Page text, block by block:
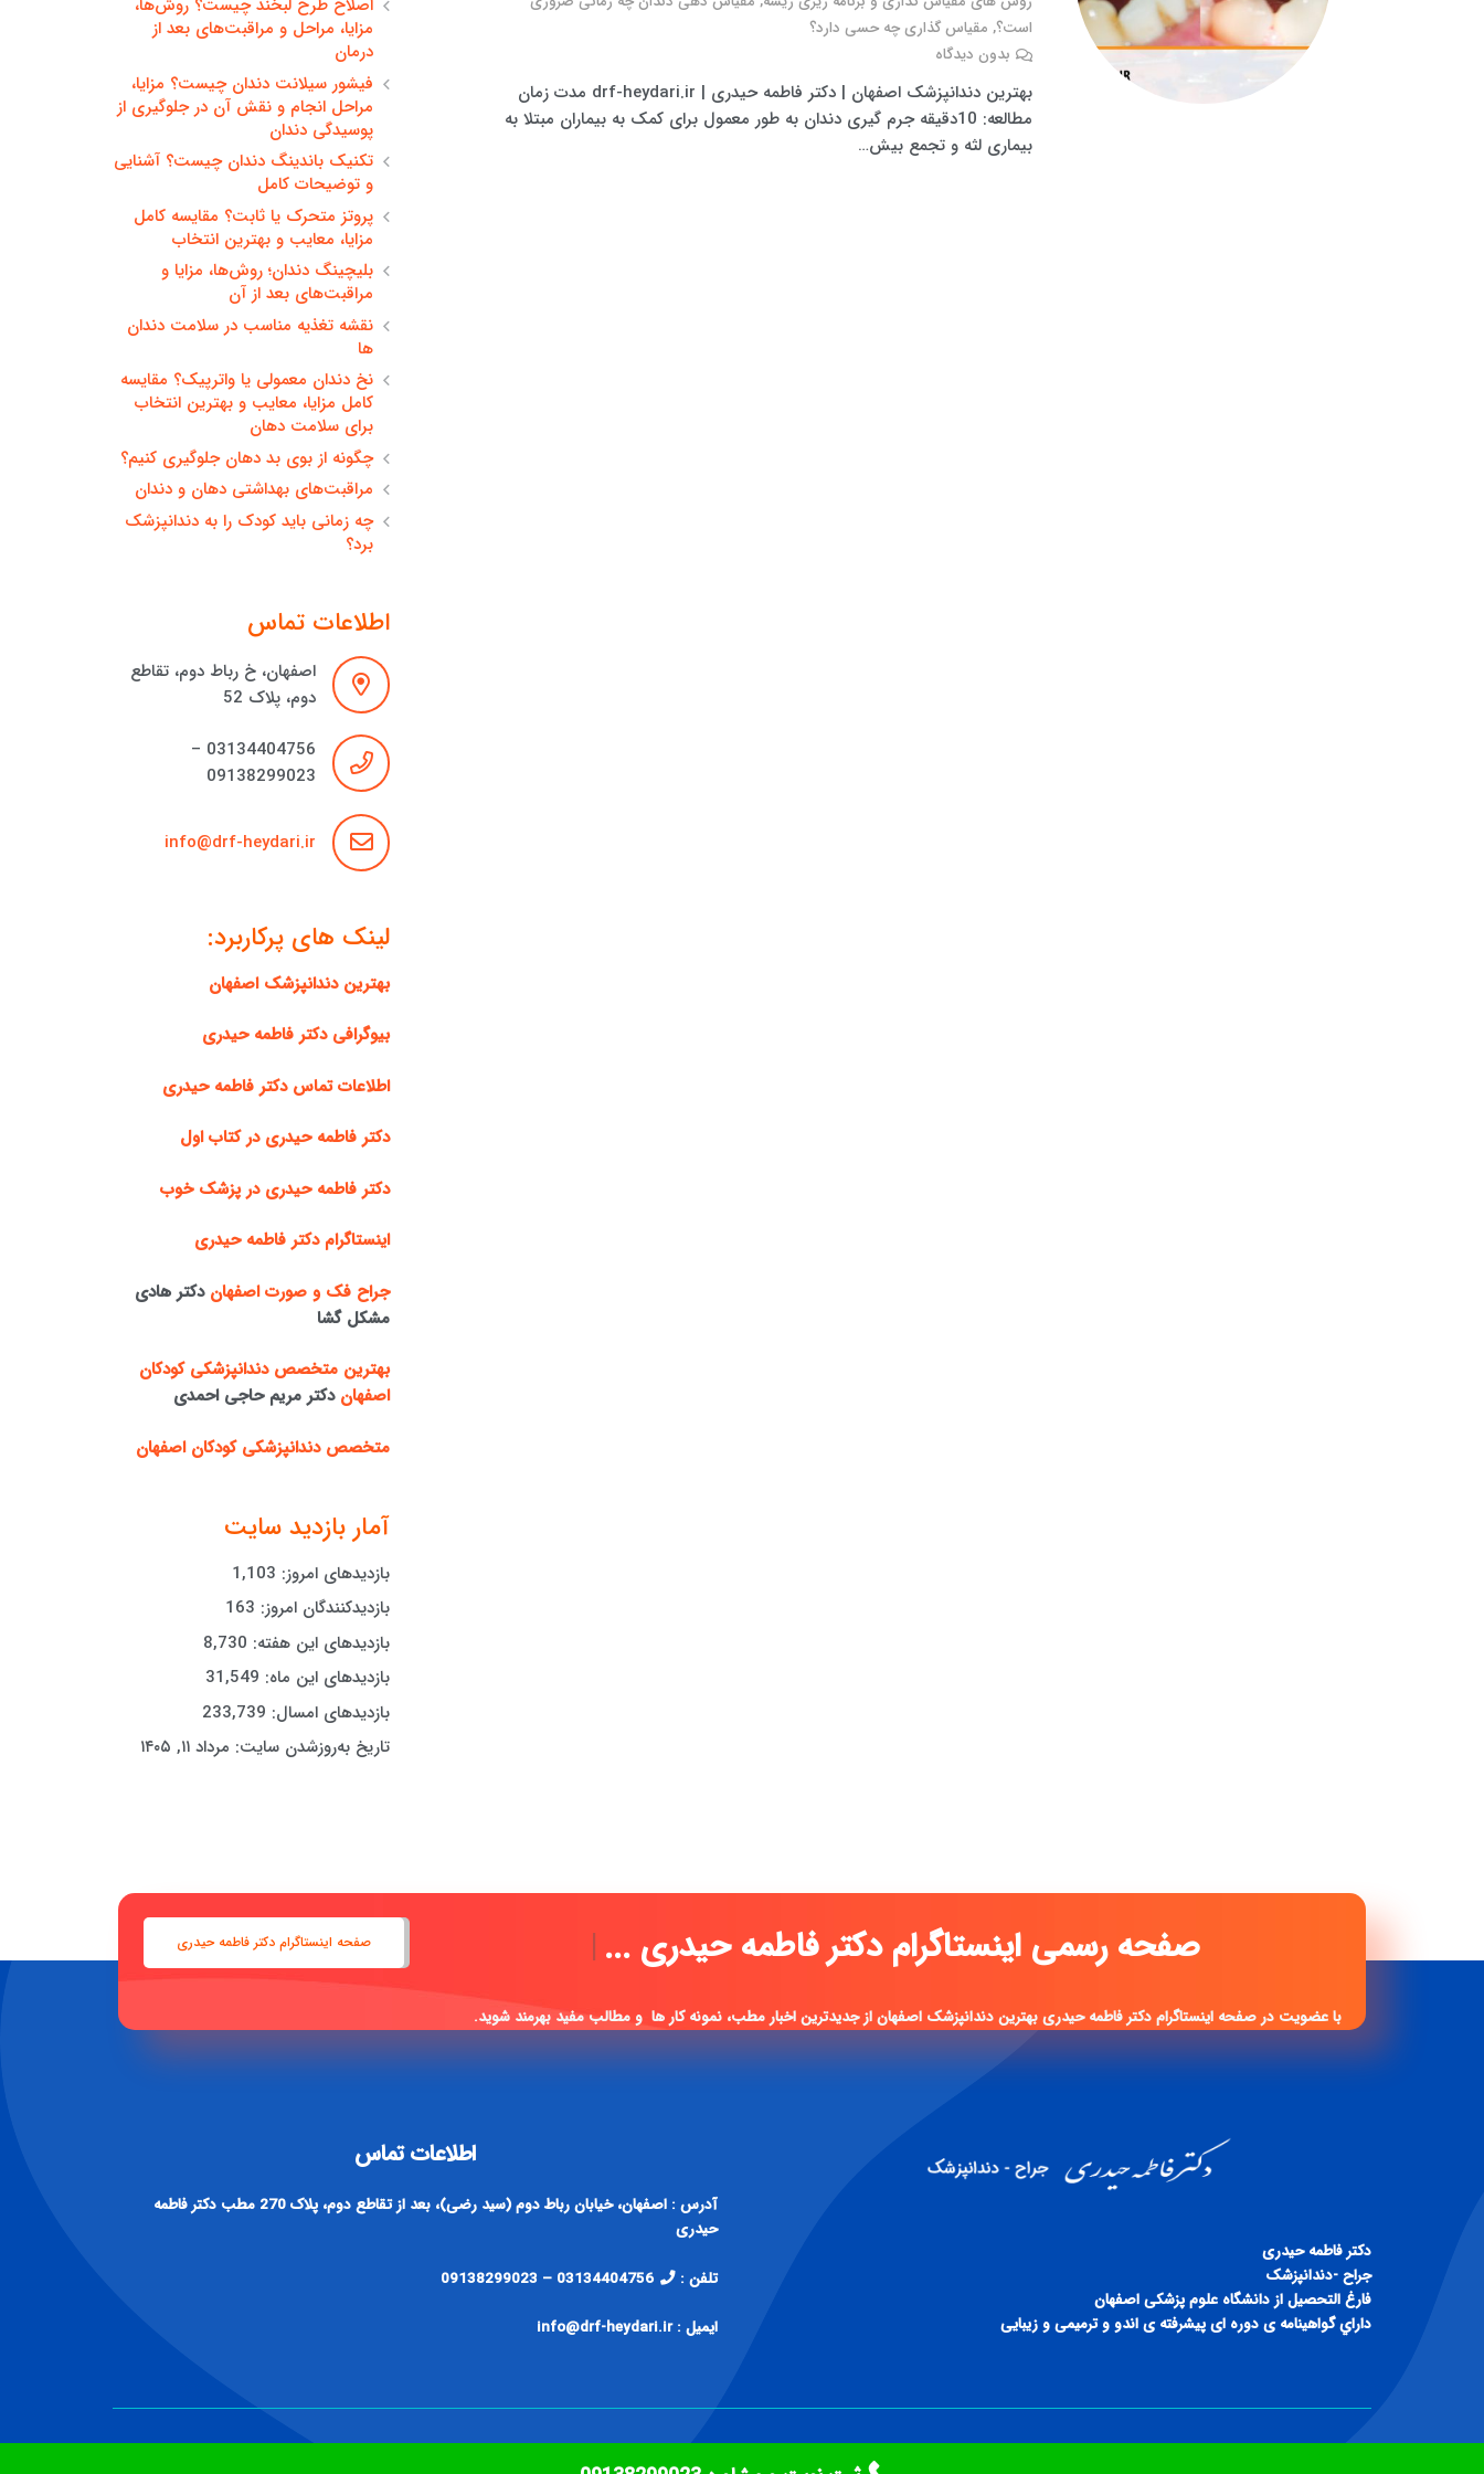
است؟, مقیاس گذاری چه حسی دارد؟
بدون دیدگاه
بهترین دندانپزشک اصفهان | دکتر فاطمه حیدری | drf-heydari.ir مدت زمان
مطالعه: 10دقیقه جرم گیری دندان به طور معمول برای کمک به بیماران مبتلا به
بیماری لثه و تجمع بیش…
اصلاح طرح لبخند چیست؟ روش‌ها،
مزایا، مراحل و مراقبت‌های بعد از
درمان
فیشور سیلانت دندان چیست؟ مزایا،
مراحل انجام و نقش آن در جلوگیری از
پوسیدگی دندان
تکنیک باندینگ دندان چیست؟ آشنایی
و توضیحات کامل
پروتز متحرک یا ثابت؟ مقایسه کامل
مزایا، معایب و بهترین انتخاب
بلیچینگ دندان؛ روش‌ها، مزایا و
مراقبت‌های بعد از آن
نقشه تغذیه مناسب در سلامت دندان
ها
نخ دندان معمولی یا واترپیک؟ مقایسه
کامل مزایا، معایب و بهترین انتخاب
برای سلامت دهان
چگونه از بوی بد دهان جلوگیری کنیم؟
مراقبت‌های بهداشتی دهان و دندان
چه زمانی باید کودک را به دندانپزشک
برد؟
اطلاعات تماس
اصفهان، خ رباط دوم، تقاطع
دوم، پلاک 52
03134404756 –
09138299023
info@drf-heydari.ir
لینک های پرکاربرد:
بهترین دندانپزشک اصفهان
بیوگرافی دکتر فاطمه حیدری
اطلاعات تماس دکتر فاطمه حیدری
دکتر فاطمه حیدری در کتاب اول
دکتر فاطمه حیدری در پزشک خوب
اینستاگرام دکتر فاطمه حیدری
جراح فک و صورت اصفهان دکتر هادی
مشکل گشا
بهترین متخصص دندانپزشکی کودکان
اصفهان دکتر مریم حاجی احمدی
متخصص دندانپزشکی کودکان اصفهان
آمار بازدید سایت
بازدیدهای امروز: 1,103
بازدیدکنندگان امروز: 163
بازدیدهای این هفته: 8,730
بازدیدهای این ماه: 31,549
بازدیدهای امسال: 233,739
تاریخ به‌روزشدن سایت: مرداد ۱۱, ۱۴۰۵
صفحه رسمی اینستاگرام دکتر فاط|
با عضویت در صفحه اینستاگرام دکتر فاطمه حیدری بهترین دندانپزشک اصفهان از جدیدترین اخبار مطب، نمونه کار ها و مطالب مفید بهرمند شوید.
صفحه اینستاگرام دکتر فاطمه حیدری
دكتر فاطمه حيدری
جراح -دندانپزشک
فارغ التحصيل از دانشگاه علوم پزشكی اصفهان
داراي گواهينامه ی دوره ای پيشرفته ی اندو و ترميمی و زيبايی
اطلاعات تماس
آدرس : اصفهان، خیابان رباط دوم (سید رضی)، بعد از تقاطع دوم، پلاک 270 مطب دکتر فاطمه
حیدری
تلفن : 03134404756 – 09138299023
ایمیل : info@drf-heydari.ir